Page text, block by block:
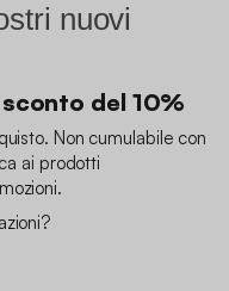
nuovi
del 10%
Non cumulabile con
ai prodotti